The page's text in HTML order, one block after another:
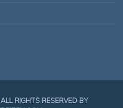
RIGHTS RESERVED BY